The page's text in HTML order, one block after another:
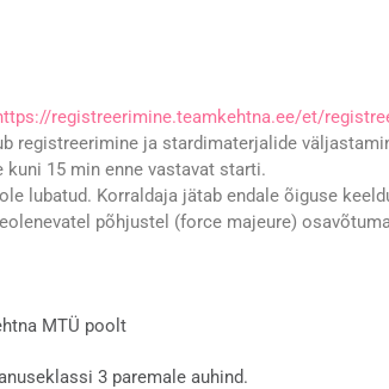
registreerimine.teamkehtna.ee/et/
registreerimine ja stardimaterjalide
15 min enne vastavat starti.
lubatud. Korraldaja jätab endale õiguse
põhjustel (force majeure)
MTÜ poolt
3 paremale auhind.